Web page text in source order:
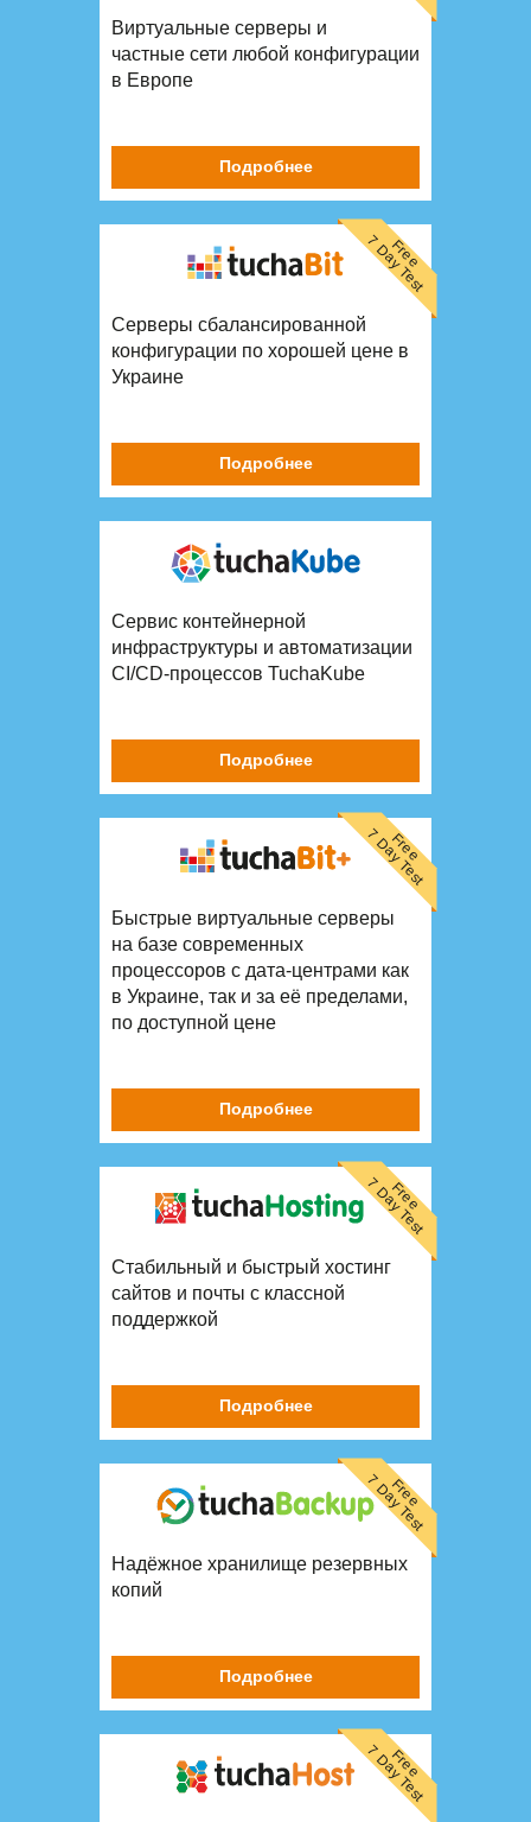
Виртуальные серверы и
частные сети любой конфигурации
в Европе
Подробнее
Free
7 Day Test
Серверы сбалансированной
конфигурации по хорошей цене в
Украине
Подробнее
Сервис контейнерной
инфраструктуры и автоматизации
CI/CD-процессов TuchaKube
Подробнее
Free
7 Day Test
Быстрые виртуальные серверы
на базе современных
процессоров с дата-центрами как
в Украине, так и за её пределами,
по доступной цене
Подробнее
Free
7 Day Test
Стабильный и быстрый хостинг
сайтов и почты с классной
поддержкой
Подробнее
Free
7 Day Test
Надёжное хранилище резервных
копий
Подробнее
Free
7 Day Test